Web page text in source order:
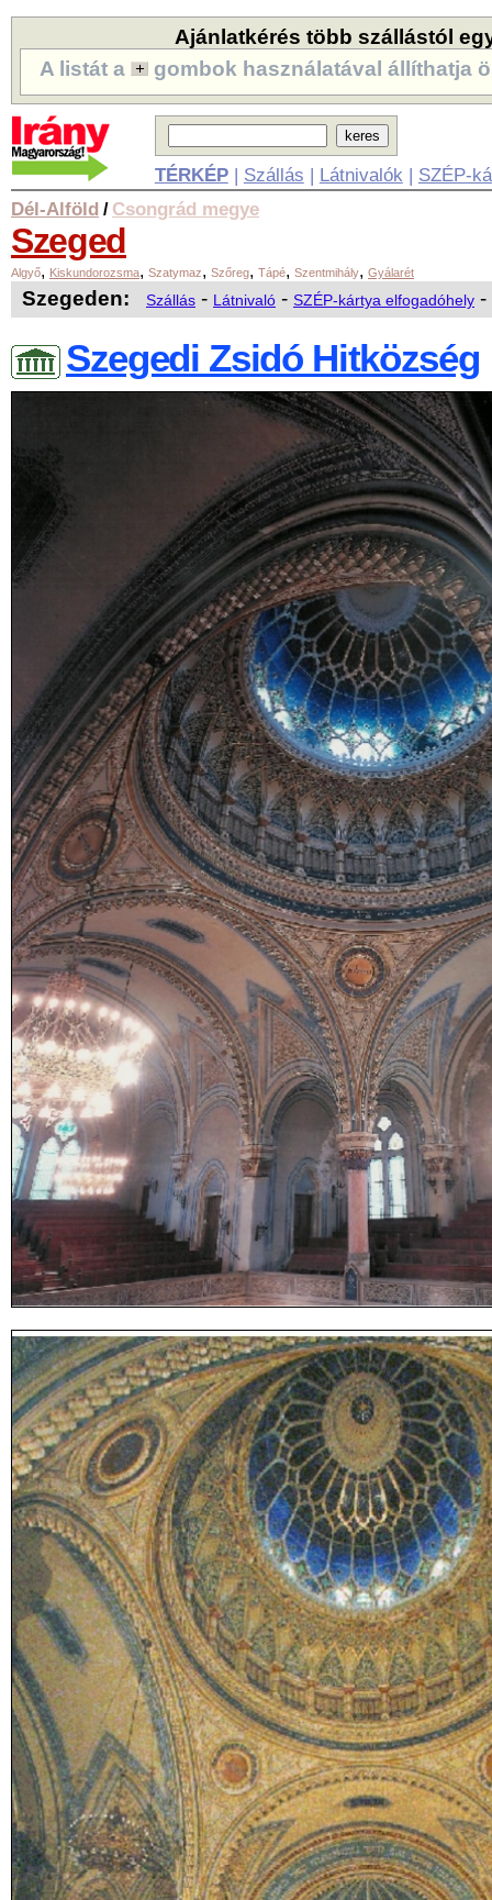
Ajánlatkérés több szállástól
A listát a
gombok használatával állíthatja
TÉRKÉP| Szállás | Látnivalók | SZÉP-
Dél-Alföld / Csongrád megye
Szeged
Algyő, Kiskundorozsma, Szatymaz, Szőreg, Tápé, Szentmihály, Gyálarét
Szegeden: Szállás - Látnivaló - SZÉP-kártya elfogadóhely -
Szegedi Zsidó Hitközség